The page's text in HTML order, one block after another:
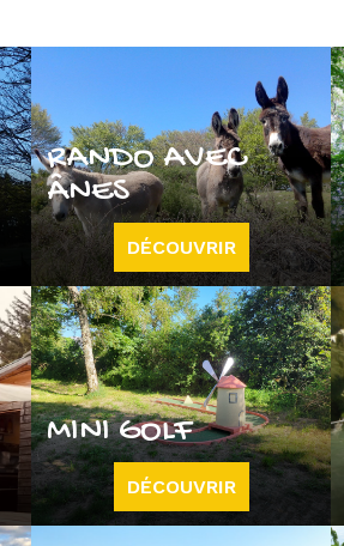
RANDO AVEC
ÂNES
DÉCOUVRIR
MINI GOLF
DÉCOUVRIR